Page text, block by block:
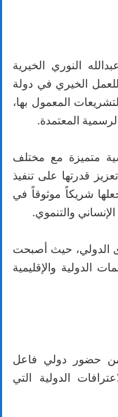
النوري الخيرية
الخيري في دولة
المعمول بها،
المعتمدة.
متميزة مع مختلف
قدرتها على تنفيذ
شريكاً موثوقاً في
والتنموي.
الدولي، حيث أصبحت
الدولية والإقليمية
من حضور دولي فاعل
الدولية التي